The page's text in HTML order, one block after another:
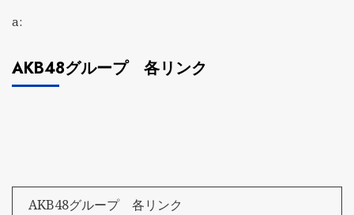
a:
AKB48グループ 各リンク
AKB48グループ 各リンク